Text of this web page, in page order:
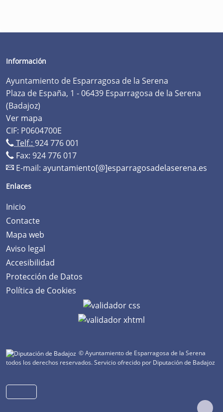
Información
Ayuntamiento de Esparragosa de la Serena
Plaza de España, 1 - 06439 Esparragosa de la Serena
(Badajoz)
Ver mapa
CIF: P0604700E
Telf.: 924 776 001
Fax: 924 776 017
E-mail: ayuntamiento[@]esparragosadelaserena.es
Enlaces
Inicio
Contacte
Mapa web
Aviso legal
Accesibilidad
Protección de Datos
Política de Cookies
© Ayuntamiento de Esparragosa de la Serena
todos los derechos reservados.Servicio ofrecido por Diputación de Badajoz